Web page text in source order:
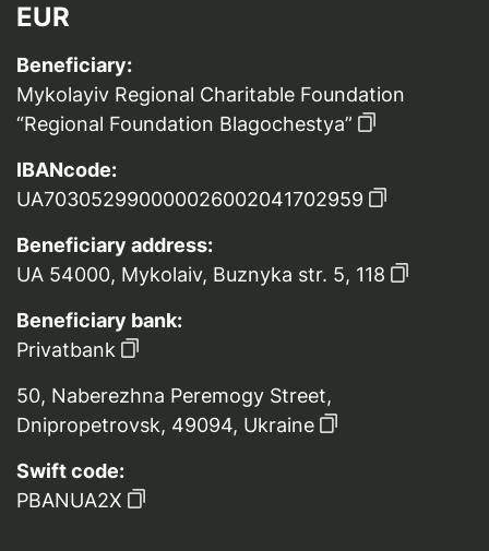
EUR
Beneficiary:
Mykolayiv Regional Charitable Foundation
“Regional Foundation Blagochestya”
IBANcode:
UA703052990000026002041702959
Beneficiary address:
UA 54000, Mykolaiv, Buznyka str. 5, 118
Beneficiary bank:
Privatbank
50, Naberezhna Peremogy Street,
Dnipropetrovsk, 49094, Ukraine
Swift code:
PBANUA2X